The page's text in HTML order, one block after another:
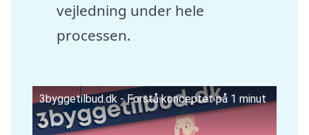
vejledning under hele
processen.
3byggetilbud.dk - Forstå konceptet på 1 minut